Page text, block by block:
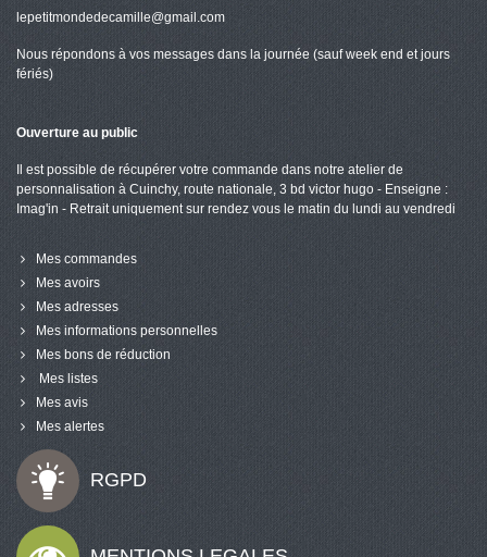
RGPD
lepetitmondedecamille@gmail.com
Nous répondons à vos messages dans la journée (sauf week end et jours
fériés)
Ouverture au public
Il est possible de récupérer votre commande dans notre atelier de
personnalisation à Cuinchy, route nationale, 3 bd victor hugo - Enseigne :
Imag'in - Retrait uniquement sur rendez vous le matin du lundi au vendredi
Mes commandes
Mes avoirs
Mes adresses
Mes informations personnelles
Mes bons de réduction
Mes listes
Mes avis
Mes alertes